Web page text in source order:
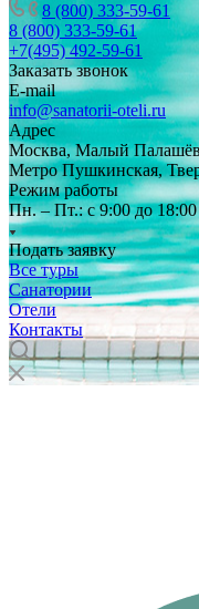
8 (800) 333-59-61
8 (800) 333-59-61
+7(495) 492-59-61
Заказать звонок
E-mail
info@sanatorii-oteli.ru
Адрес
Москва, Малый
Метро Пушкинская,
Режим работы
Пн. – Пт.: с 9:00 до 18:00
Подать заявку
Все туры
Санатории
Отели
Контакты